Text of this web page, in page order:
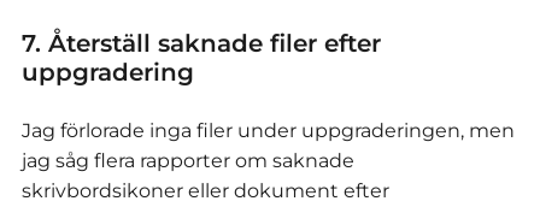
7. Återställ saknade filer efter
uppgradering
Jag förlorade inga filer under uppgraderingen, men
jag såg flera rapporter om saknade
skrivbordsikoner eller dokument efter